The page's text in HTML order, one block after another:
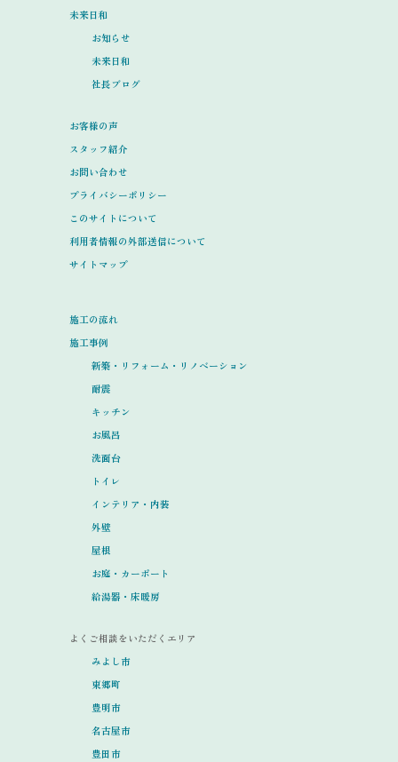
未来日和
お知らせ
未来日和
社長ブログ
お客様の声
スタッフ紹介
お問い合わせ
プライバシーポリシー
このサイトについて
利用者情報の外部送信について
サイトマップ
施工の流れ
施工事例
新築・リフォーム・リノベーション
耐震
キッチン
お風呂
洗面台
トイレ
インテリア・内装
外壁
屋根
お庭・カーポート
給湯器・床暖房
よくご相談をいただくエリア
みよし市
東郷町
豊明市
名古屋市
豊田市